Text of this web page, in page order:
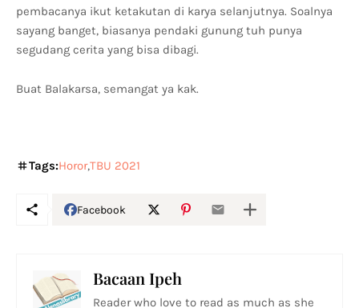
pembacanya ikut ketakutan di karya selanjutnya. Soalnya
sayang banget, biasanya pendaki gunung tuh punya
segudang cerita yang bisa dibagi.
Buat Balakarsa, semangat ya kak.
Tags:HororTBU 2021
Facebook
Bacaan Ipeh
Reader who love to read as much as she